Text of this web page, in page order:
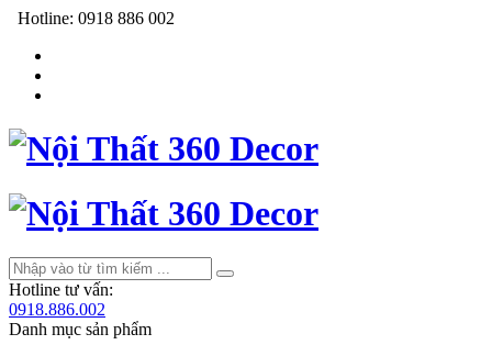
Hotline: 0918 886 002
Hotline tư vấn:
0918.886.002
Danh mục sản phẩm